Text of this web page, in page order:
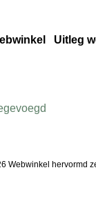
Uitleg
Webwinkel hervormd